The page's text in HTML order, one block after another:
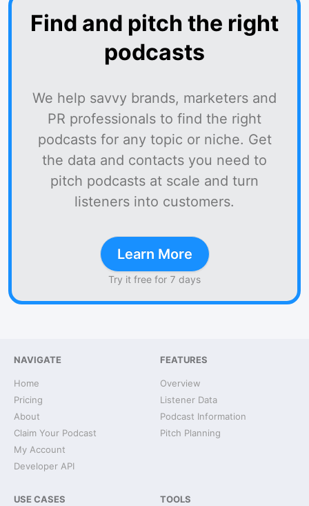
Find and pitch the right
podcasts
We help savvy brands, marketers and
PR professionals to find the right
podcasts for any topic or niche. Get
the data and contacts you need to
pitch podcasts at scale and turn
listeners into customers.
Learn More
Try it free for 7 days
NAVIGATE
Home
Pricing
About
Claim Your Podcast
My Account
Developer API
FEATURES
Overview
Listener Data
Podcast Information
Pitch Planning
USE CASES TOOLS